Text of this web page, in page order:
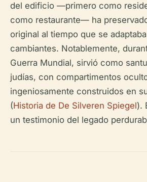
del edificio —primero como
como restaurante— ha
original al tiempo que se
cambiantes. Notablemente,
Guerra Mundial, sirvió como
judías, con compartimentos
ingeniosamente construidos en
(Historia de De Silveren Spiegel).
un testimonio del legado